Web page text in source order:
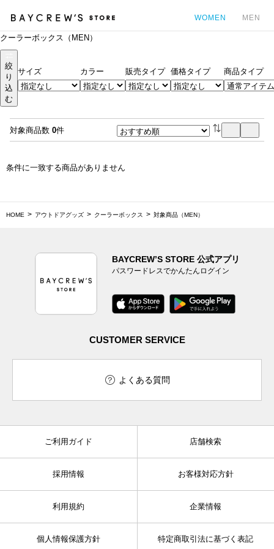
WOMEN MEN
クーラーボックス（MEN）
絞
り
込
む
サイズ カラー 販売タイプ 価格タイプ 商品タイプ
対象商品数 0件
条件に一致する商品がありません
HOME アウトドアグッズ クーラーボックス 対象商品（MEN）
BAYCREW’S STORE 公式アプリ
パスワードレスでかんたんログイン
CUSTOMER SERVICE
よくある質問
ご利用ガイド 店舗検索
採用情報 お客様対応方針
利用規約 企業情報
個人情報保護方針 特定商取引法に基づく表記